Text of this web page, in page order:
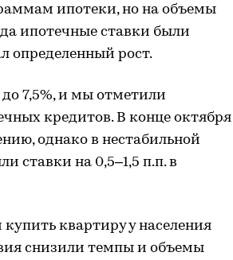
ипотеки, но на объемы
ипотечные ставки были
определенный рост.
7,5%, и мы отметили
кредитов. В конце октября
однако в нестабильной
ставки на 0,5–1,5 п.п. в
квартиру у населения
снизили темпы и объемы